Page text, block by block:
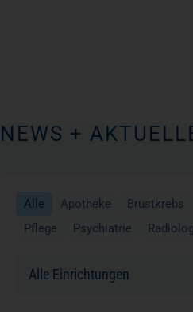
NEWS +
Alle Apotheke Brustkrebs
Pflege
Psychiatrie